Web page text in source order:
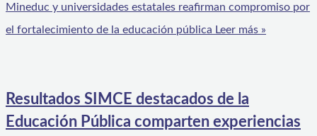
Mineduc y universidades estatales reafirman compromiso por
el fortalecimiento de la educación pública Leer más »
Resultados SIMCE destacados de la
Educación Pública comparten experiencias